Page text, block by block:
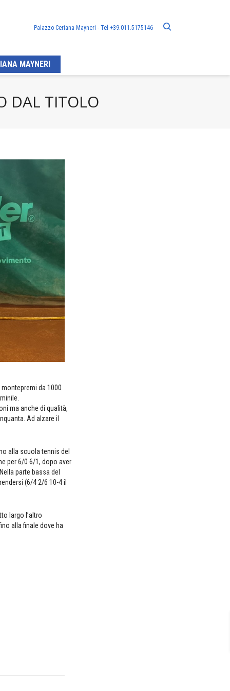
Palazzo Ceriana Mayneri - Tel +39.011.5175146
MAYNERI
DAL TITOLO
da 1000
ma anche di qualità,
Ad alzare il
alla scuola tennis del
per 6/0 6/1, dopo aver
parte bassa del
(6/4 2/6 10-4 il
largo l’altro
alla finale dove ha